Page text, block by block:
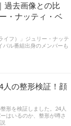
過去画像との比
・ナッティ・ベ
イフ）」ジュリー・ナッテ
ル番組出身のメンバーも
人の整形検証！顔
形を検証しました。24人
はいるのか、整形が噂さ